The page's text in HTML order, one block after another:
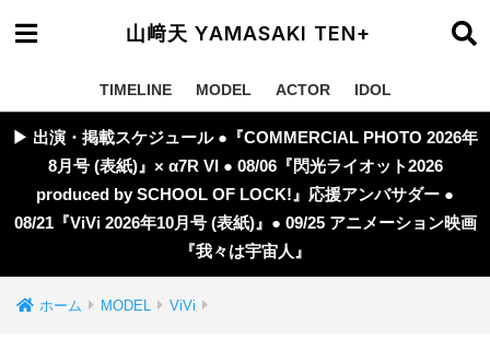
山﨑天 YAMASAKI TEN+
TIMELINE MODEL ACTOR IDOL
▶︎ 出演・掲載スケジュール ●『COMMERCIAL PHOTO 2026年
8月号 (表紙)』× α7R VI ● 08/06『閃光ライオット2026
produced by SCHOOL OF LOCK!』応援アンバサダー ●
08/21『ViVi 2026年10月号 (表紙)』● 09/25 アニメーション映画
『我々は宇宙人』
ホーム MODEL ViVi